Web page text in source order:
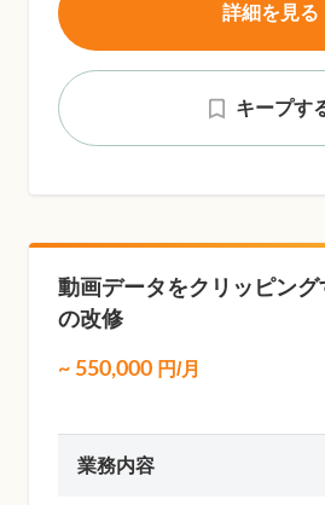
キープす
詳細を見る
動画データをクリッピン
の改修
~ 550,000 円/月
業務内容